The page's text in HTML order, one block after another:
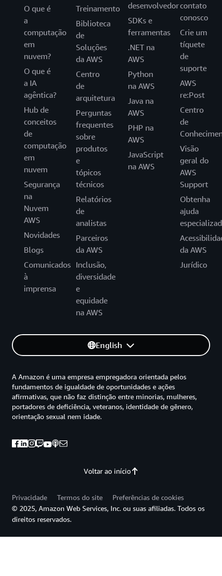
O que é
a
computação
em
nuvem?
O que é
a IA
agêntica?
Hub de
conceitos
de
computação
em
nuvem
Segurança
na
Nuvem
AWS
Novidades
Blogs
Comunicados
à
imprensa
Treinamento
Biblioteca
de
Soluções
da AWS
Centro
de
arquitetura
Perguntas
frequentes
sobre
produtos
e
tópicos
técnicos
Relatórios
de
analistas
Parceiros
da AWS
Inclusão,
diversidade
e
equidade
na AWS
desenvolvedor
SDKs e
ferramentas
.NET na
AWS
Python
na AWS
Java na
AWS
PHP na
AWS
JavaScript
na AWS
contato
conosco
Crie um
tíquete
de
suporte
AWS
re:Post
Centro
de
Visão
geral do
AWS
Support
Obtenha
ajuda
da AWS
Jurídico
English
Voltar ao início
A Amazon é uma empresa empregadora orientada pelos
fundamentos de igualdade de oportunidades e ações
afirmativas, que não faz distinção entre minorias, mulheres,
portadores de deficiência, veteranos, identidade de gênero,
orientação sexual nem idade.
Privacidade Termos do site
Preferências de cookies
© 2025, Amazon Web Services, Inc. ou suas afiliadas. Todos os
direitos reservados.